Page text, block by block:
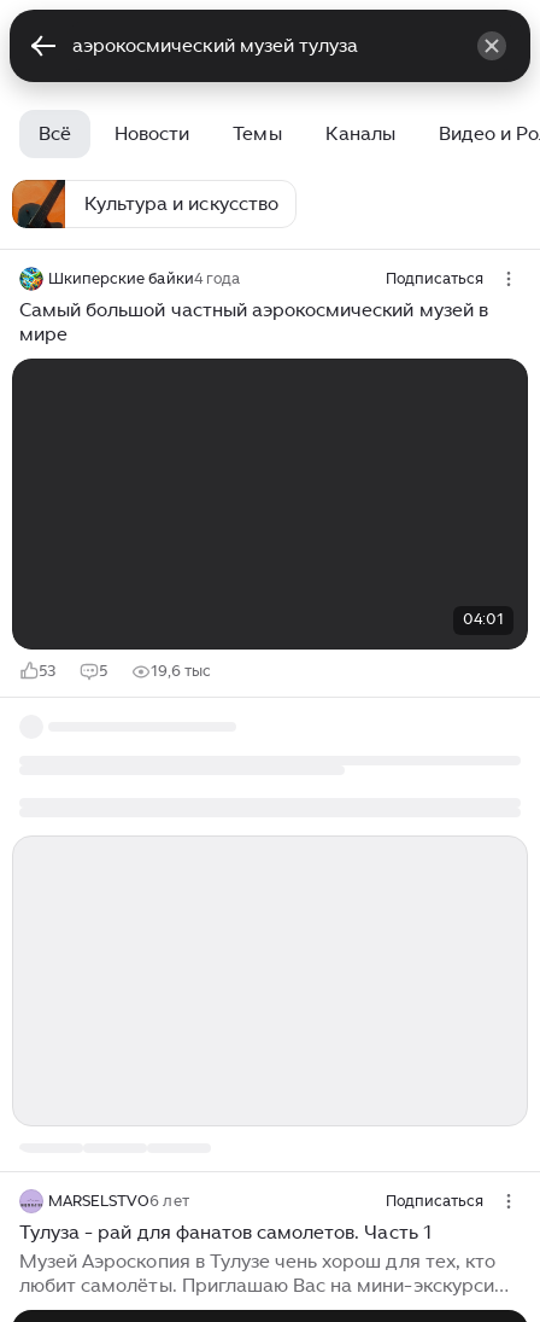
Всё Новости Темы Каналы Видео и
Культура и искусство
Шкиперские байки4 года Подписаться
Самый большой частный аэрокосмический музей в
мире
04:01
53 5 19,6 тыс
MARSELSTVO6 лет Подписаться
Тулуза - рай для фанатов самолетов. Часть 1
Музей Аэроскопия в Тулузе чень хорош для тех, кто
любит самолёты. Приглашаю Вас на мини-экскурсию.
Снова французы демонстрируют удачный пример